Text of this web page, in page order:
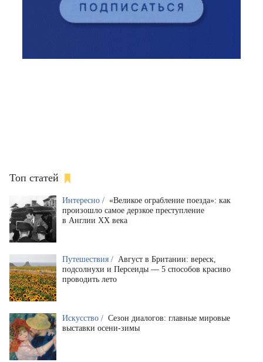
Топ статей
Интересно / «Великое ограбление поезда»: как
произошло самое дерзкое преступление
в Англии XX века
Путешествия / Август в Британии: вереск,
подсолнухи и Персеиды — 5 способов красиво
проводить лето
Искусство / Сезон диалогов: главные мировые
выставки осени-зимы